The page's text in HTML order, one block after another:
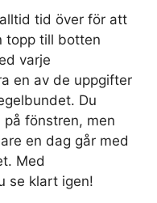
tid över för att
topp till botten
varje
en av de uppgifter
Du
fönstren, men
en dag går med
Med
se klart igen!